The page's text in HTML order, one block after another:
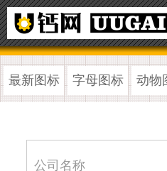
最新图标 字母图标 动物